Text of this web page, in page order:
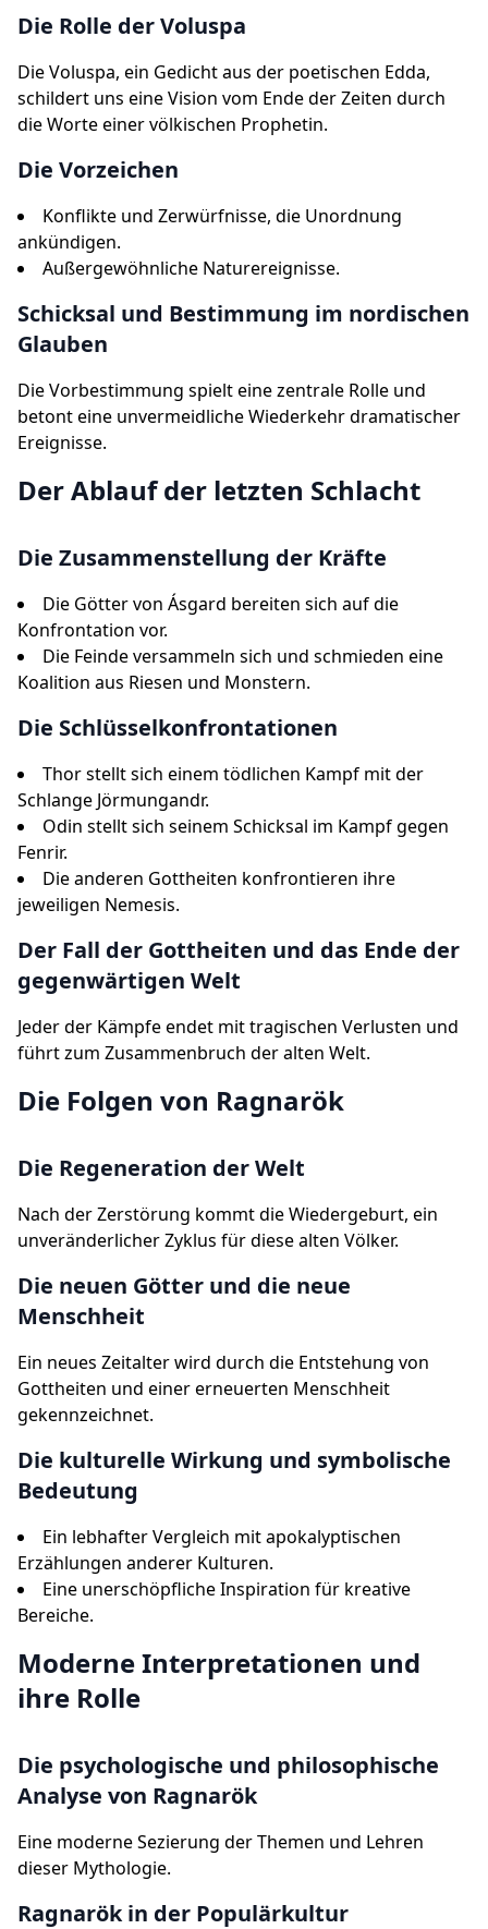
Die Rolle der Voluspa
Die Voluspa, ein Gedicht aus der poetischen Edda,
schildert uns eine Vision vom Ende der Zeiten durch
die Worte einer völkischen Prophetin.
Die Vorzeichen
Konflikte und Zerwürfnisse, die Unordnung
ankündigen.
Außergewöhnliche Naturereignisse.
Schicksal und Bestimmung im nordischen
Glauben
Die Vorbestimmung spielt eine zentrale Rolle und
betont eine unvermeidliche Wiederkehr dramatischer
Ereignisse.
Der Ablauf der letzten Schlacht
Die Zusammenstellung der Kräfte
Die Götter von Ásgard bereiten sich auf die
Konfrontation vor.
Die Feinde versammeln sich und schmieden eine
Koalition aus Riesen und Monstern.
Die Schlüsselkonfrontationen
Thor stellt sich einem tödlichen Kampf mit der
Schlange Jörmungandr.
Odin stellt sich seinem Schicksal im Kampf gegen
Fenrir.
Die anderen Gottheiten konfrontieren ihre
jeweiligen Nemesis.
Der Fall der Gottheiten und das Ende der
gegenwärtigen Welt
Jeder der Kämpfe endet mit tragischen Verlusten und
führt zum Zusammenbruch der alten Welt.
Die Folgen von Ragnarök
Die Regeneration der Welt
Nach der Zerstörung kommt die Wiedergeburt, ein
unveränderlicher Zyklus für diese alten Völker.
Die neuen Götter und die neue
Menschheit
Ein neues Zeitalter wird durch die Entstehung von
Gottheiten und einer erneuerten Menschheit
gekennzeichnet.
Die kulturelle Wirkung und symbolische
Bedeutung
Ein lebhafter Vergleich mit apokalyptischen
Erzählungen anderer Kulturen.
Eine unerschöpfliche Inspiration für kreative
Bereiche.
Moderne Interpretationen und
ihre Rolle
Die psychologische und philosophische
Analyse von Ragnarök
Eine moderne Sezierung der Themen und Lehren
dieser Mythologie.
Ragnarök in der Populärkultur